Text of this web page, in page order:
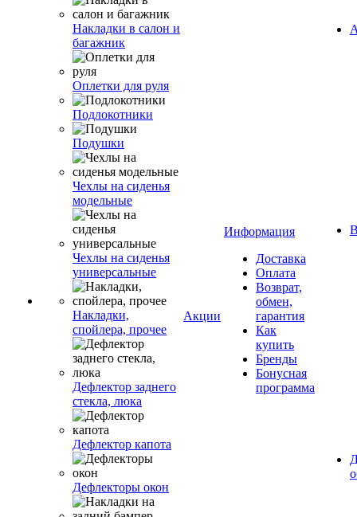
Накладки в салон и
багажник
Оплетки для руля
Подлокотники
Подушки
Чехлы на сиденья
модельные
Чехлы на сиденья
универсальные
Накладки,
спойлера, прочее
Дефлектор заднего
стекла, люка
Дефлектор капота
Дефлекторы окон
Акции
Информация
Доставка
Оплата
Возврат,
обмен,
гарантия
Как
купить
Бренды
Бонусная
программа